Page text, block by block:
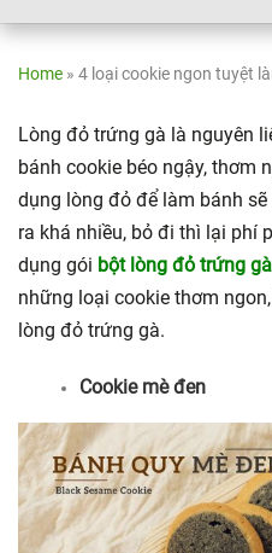
Home » 4 loại cookie ngon tuyệt
Lòng đỏ trứng gà là nguyên
bánh cookie béo ngậy, thơm
dụng lòng đỏ để làm bánh
ra khá nhiều, bỏ đi thì lại phí
dụng gói bột lòng đỏ trứng gà
những loại cookie thơm
lòng đỏ trứng gà.
Cookie mè đen